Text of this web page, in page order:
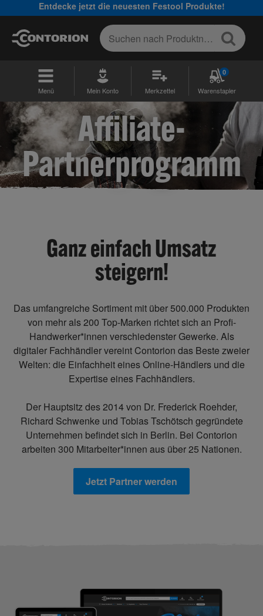
Entdecke jetzt die neuesten Festool Produkte!
Menü Mein Konto Merkzettel
0
Warenstapler
Affiliate-
Partnerprogramm
Ganz einfach Umsatz
steigern!
Das umfangreiche Sortiment mit über 500.000 Produkten
von mehr als 200 Top-Marken richtet sich an Profi-
Handwerker*innen verschiedenster Gewerke. Als
digitaler Fachhändler vereint Contorion das Beste zweier
Welten: die Einfachheit eines Online-Händlers und die
Expertise eines Fachhändlers.
Der Hauptsitz des 2014 von Dr. Frederick Roehder,
Richard Schwenke und Tobias Tschötsch gegründete
Unternehmen befindet sich in Berlin. Bei Contorion
arbeiten 300 Mitarbeiter*innen aus über 25 Nationen.
Jetzt Partner werden